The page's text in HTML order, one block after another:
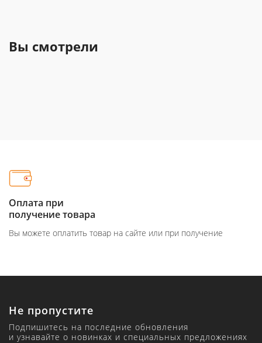
Вы смотрели
Оплата при
получение товара
Вы можете оплатить товар на сайте или при получение
Не пропустите
Подпишитесь на последние обновления
и узнавайте о новинках и специальных предложениях